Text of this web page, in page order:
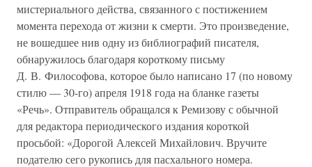
мистериального действа, связанного с постижением
момента перехода от жизни к смерти. Это произведение,
не вошедшее нив одну из библиографий писателя,
обнаружилось благодаря короткому письму
Д. В. Философова, которое было написано 17 (по новому
стилю — 30-го) апреля 1918 года на бланке газеты
«Речь». Отправитель обращался к Ремизову с обычной
для редактора периодического издания короткой
просьбой: «Дорогой Алексей Михайлович. Вручите
подателю сего рукопись для пасхального номера.